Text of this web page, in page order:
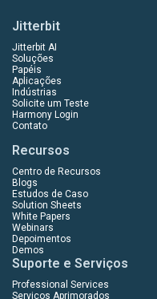
Jitterbit
Jitterbit AI
Soluções
Papéis
Aplicações
Indústrias
Solicite um Teste
Harmony Login
Contato
Recursos
Centro de Recursos
Blogs
Estudos de Caso
Solution Sheets
White Papers
Webinars
Depoimentos
Demos
Suporte e Serviços
Professional Services
Serviços Aprimorados